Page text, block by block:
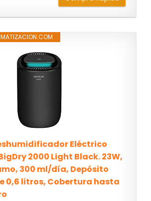
Eléctrico
2000 Light Black. 23W,
300 ml/día, Depósito
0,6 litros, Cobertura hasta